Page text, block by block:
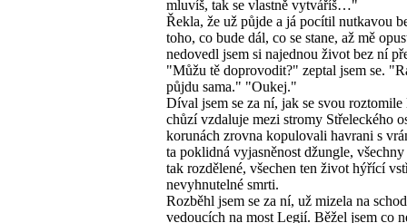
mluvíš, tak se vlastně vytváříš…"
Řekla, že už půjde a já pocítil nutkavou
toho, co bude dál, co se stane, až mě
nedovedl jsem si najednou život bez ní
"Můžu tě doprovodit?" zeptal jsem se.
půjdu sama." "Oukej."
Díval jsem se za ní, jak se svou roztomile
chůzí vzdaluje mezi stromy Střeleckého
korunách zrovna kopulovali havrani s
ta poklidná vyjasněnost džungle,
tak rozdělené, všechen ten život hýřící
nevyhnutelné smrti.
Rozběhl jsem se za ní, už mizela na
vedoucích na most Legií. Běžel jsem co